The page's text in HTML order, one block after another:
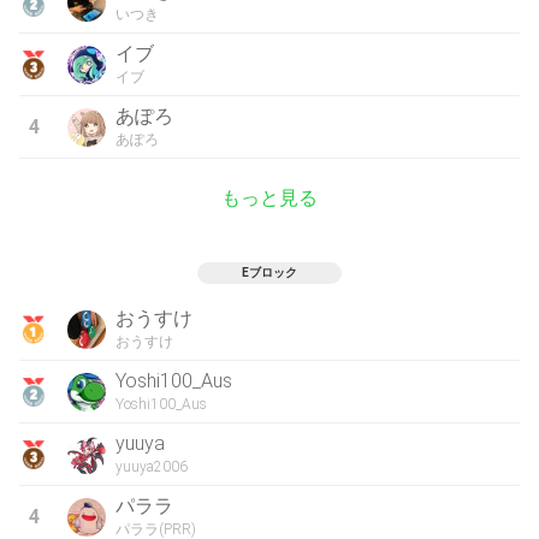
いつき
イブ
イブ
4 あぽろ
あぽろ
もっと見る
Eブロック
おうすけ
おうすけ
Yoshi100_Aus
Yoshi100_Aus
yuuya
yuuya2006
4 パララ
パララ(PRR)